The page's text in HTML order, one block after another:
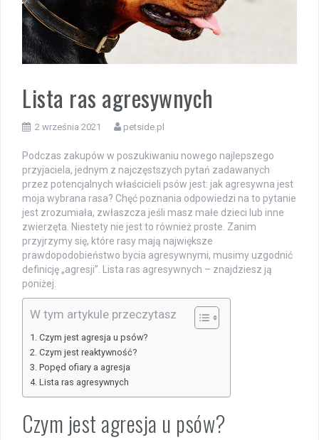
Lista ras agresywnych
2 września 2021 petside.pl
Podczas zakupów w poszukiwaniu nowego najlepszego
przyjaciela, jednym z najczęstszych pytań zadawanych
przez potencjalnych właścicieli psów jest: jak agresywna jest
moja wybrana rasa? Chęć poznania odpowiedzi na to pytanie
jest zrozumiała, zwłaszcza jeśli masz małe dzieci lub inne
zwierzęta. Niestety nie jest to również proste. Zanim
przyjrzymy się, które rasy mają największe
prawdopodobieństwo bycia agresywnymi, musimy uzgodnić
definicję „agresji”. Lista ras agresywnych – znajdziesz ją
poniżej.
W tym artykule przeczytasz
Czym jest agresja u psów?
Czym jest reaktywność?
Popęd ofiary a agresja
Lista ras agresywnych
Czym jest agresja u psów?